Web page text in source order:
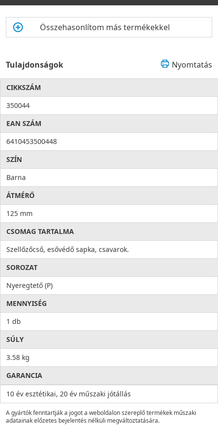
Összehasonlítom más termékekkel
Tulajdonságok Nyomtatás
CIKKSZÁM
350044
EAN SZÁM
6410453500448
SZÍN
Barna
ÁTMÉRŐ
125 mm
CSOMAG TARTALMA
Szellőzőcső, esővédő sapka, csavarok.
SOROZAT
Nyeregtető (P)
MENNYISÉG
1 db
SÚLY
3.58 kg
GARANCIA
10 év esztétikai, 20 év műszaki jótállás
A gyártók fenntartják a jogot a weboldalon szereplő termékek műszaki
adatainak előzetes bejelentés nélküli megváltoztatására.